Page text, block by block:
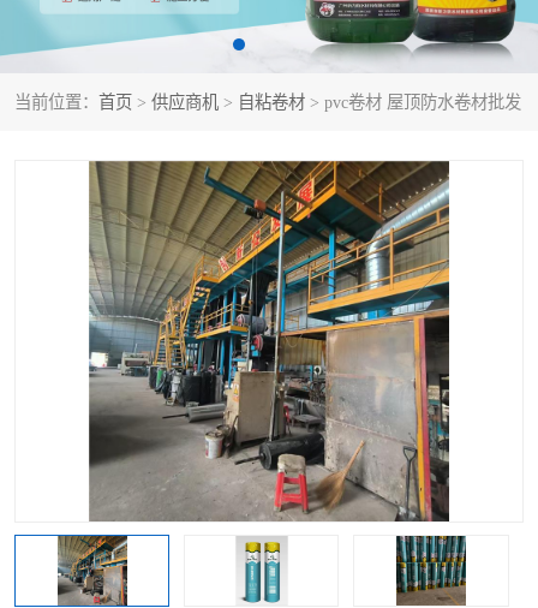
当前位置： 首页 > 供应商机 > 自粘卷材 > pvc卷材 屋顶防水卷材批发
非固化橡胶防水涂料